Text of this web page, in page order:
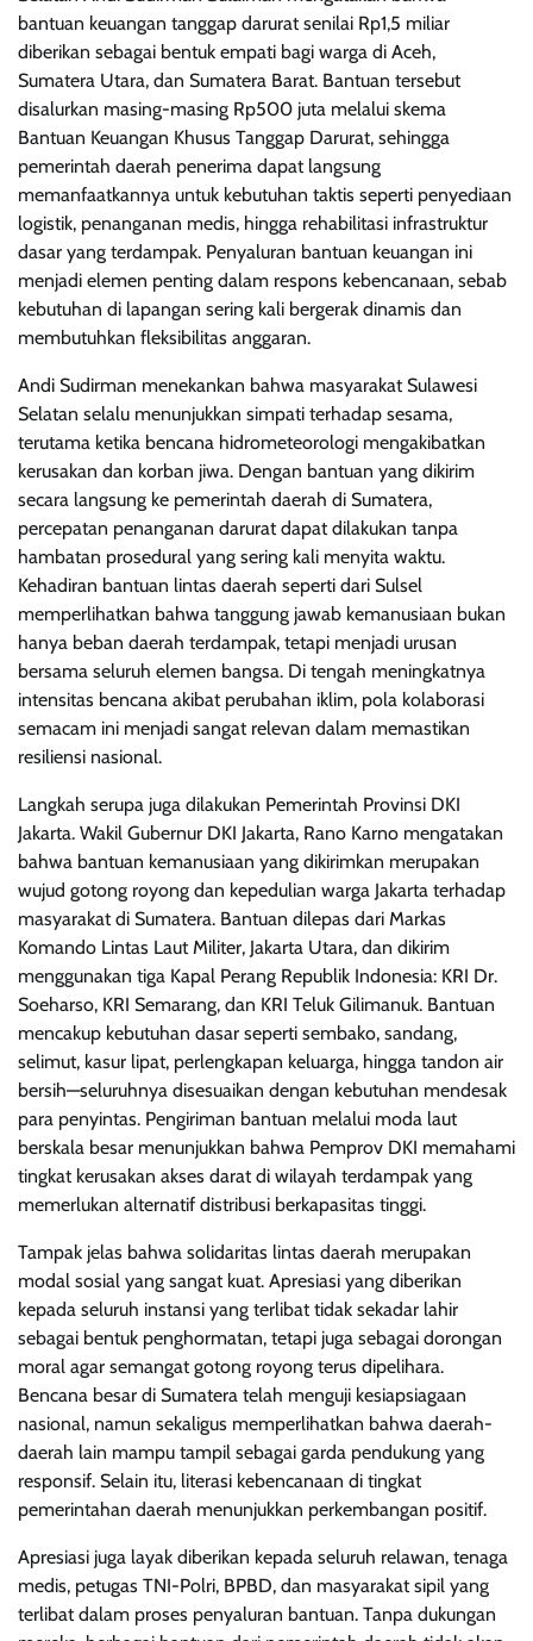
bantuan keuangan tanggap darurat senilai Rp1,5 miliar
diberikan sebagai bentuk empati bagi warga di Aceh,
Sumatera Utara, dan Sumatera Barat. Bantuan tersebut
disalurkan masing-masing Rp500 juta melalui skema
Bantuan Keuangan Khusus Tanggap Darurat, sehingga
pemerintah daerah penerima dapat langsung
memanfaatkannya untuk kebutuhan taktis seperti penyediaan
logistik, penanganan medis, hingga rehabilitasi infrastruktur
dasar yang terdampak. Penyaluran bantuan keuangan ini
menjadi elemen penting dalam respons kebencanaan, sebab
kebutuhan di lapangan sering kali bergerak dinamis dan
membutuhkan fleksibilitas anggaran.
Andi Sudirman menekankan bahwa masyarakat Sulawesi
Selatan selalu menunjukkan simpati terhadap sesama,
terutama ketika bencana hidrometeorologi mengakibatkan
kerusakan dan korban jiwa. Dengan bantuan yang dikirim
secara langsung ke pemerintah daerah di Sumatera,
percepatan penanganan darurat dapat dilakukan tanpa
hambatan prosedural yang sering kali menyita waktu.
Kehadiran bantuan lintas daerah seperti dari Sulsel
memperlihatkan bahwa tanggung jawab kemanusiaan bukan
hanya beban daerah terdampak, tetapi menjadi urusan
bersama seluruh elemen bangsa. Di tengah meningkatnya
intensitas bencana akibat perubahan iklim, pola kolaborasi
semacam ini menjadi sangat relevan dalam memastikan
resiliensi nasional.
Langkah serupa juga dilakukan Pemerintah Provinsi DKI
Jakarta. Wakil Gubernur DKI Jakarta, Rano Karno mengatakan
bahwa bantuan kemanusiaan yang dikirimkan merupakan
wujud gotong royong dan kepedulian warga Jakarta terhadap
masyarakat di Sumatera. Bantuan dilepas dari Markas
Komando Lintas Laut Militer, Jakarta Utara, dan dikirim
menggunakan tiga Kapal Perang Republik Indonesia: KRI Dr.
Soeharso, KRI Semarang, dan KRI Teluk Gilimanuk. Bantuan
mencakup kebutuhan dasar seperti sembako, sandang,
selimut, kasur lipat, perlengkapan keluarga, hingga tandon air
bersih—seluruhnya disesuaikan dengan kebutuhan mendesak
para penyintas. Pengiriman bantuan melalui moda laut
berskala besar menunjukkan bahwa Pemprov DKI memahami
tingkat kerusakan akses darat di wilayah terdampak yang
memerlukan alternatif distribusi berkapasitas tinggi.
Tampak jelas bahwa solidaritas lintas daerah merupakan
modal sosial yang sangat kuat. Apresiasi yang diberikan
kepada seluruh instansi yang terlibat tidak sekadar lahir
sebagai bentuk penghormatan, tetapi juga sebagai dorongan
moral agar semangat gotong royong terus dipelihara.
Bencana besar di Sumatera telah menguji kesiapsiagaan
nasional, namun sekaligus memperlihatkan bahwa daerah-
daerah lain mampu tampil sebagai garda pendukung yang
responsif. Selain itu, literasi kebencanaan di tingkat
pemerintahan daerah menunjukkan perkembangan positif.
Apresiasi juga layak diberikan kepada seluruh relawan, tenaga
medis, petugas TNI-Polri, BPBD, dan masyarakat sipil yang
terlibat dalam proses penyaluran bantuan. Tanpa dukungan